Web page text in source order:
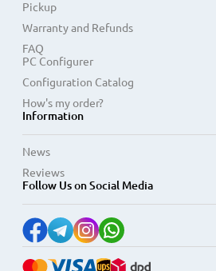
Pickup
Warranty and Refunds
FAQ
PC Configurer
Configuration Catalog
How's my order?
Information
News
Reviews
Follow Us on Social Media